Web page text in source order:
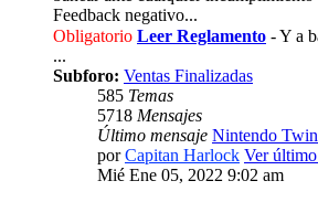
Feedback negativo...
Obligatorio Leer Reglamento - Y a
...
Subforo: Ventas Finalizadas
585 Temas
5718 Mensajes
Último mensaje Nintendo
porCapitan Harlock Ver
Mié Ene 05, 2022 9:02 am